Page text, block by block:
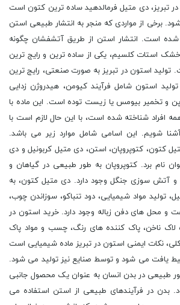
تبریز، دی متیل فرمالدهید ساده ترین کتون است
برخی از مواردی که منجر به انتشار طبیعی استن
است. انتشار استن از طریق آتشفشان چگونه
استات کلسیم، یکی از ساده ترین و رایج ترین
تولید استون در تبریز به صورت صنعتی، رایج ترین
استون شامل فرآیند کیومن، هیدروژن زدایی
و تخمیر بیومس یا زیست توده است. این ماده با
افراد شناخته شده است، با این حال لازم است با
شویم. این اسامی شامل موارد زیر می باشد.
کتون، کتوپروپان، استن، دی متیل کربونیل و دی
نام برد. کتوپروپان به طور طبیعی در گیاهان و
و آتش سوزی جنگل وجود دارد. دی متیل کتون، به
تولید مواد شیمیایی، دود تنباکو، سوزاندن چوب،
و محل های دفن زباله وجود دارد. خرید استون در
لاک ناخن، پاک کننده های رنگ، چسب و مواد پاک
نکات ایمنی استون در تبریز ماده شیمیایی است
یافت می شود و توسط صنایع نیز تولید می شود.
طور طبیعی در بدن انسان به عنوان یک محصول جانبی
بدن در فرآیندهای طبیعی از استن استفاده می